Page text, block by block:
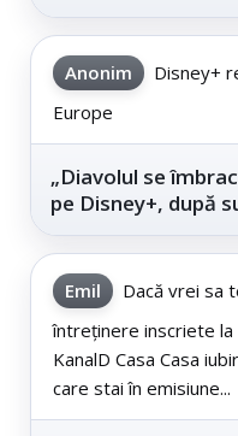
Anonim
Disney+
Europe
„Diavolul se
pe Disney+, după
Emil
Dacă vrei sa
întreținere inscriete la
KanalD Casa Casa
care stai în emisiune...